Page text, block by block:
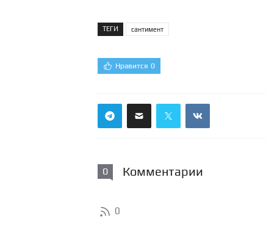
ТЕГИ сантимент
Нравится 0
0 Комментарии
0